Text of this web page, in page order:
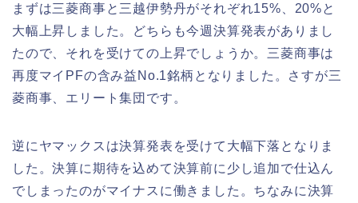
まずは三菱商事と三越伊勢丹がそれぞれ15%、20%と
大幅上昇しました。どちらも今週決算発表がありまし
たので、それを受けての上昇でしょうか。三菱商事は
再度マイPFの含み益No.1銘柄となりました。さすが三
菱商事、エリート集団です。
逆にヤマックスは決算発表を受けて大幅下落となりま
した。決算に期待を込めて決算前に少し追加で仕込ん
でしまったのがマイナスに働きました。ちなみに決算